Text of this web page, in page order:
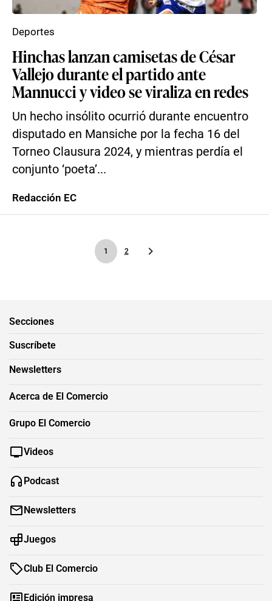
Hinchas lanzan camisetas de César
Vallejo durante el partido ante
Mannucci y video se viraliza en redes
Un hecho insólito ocurrió durante encuentro
disputado en Mansiche por la fecha 16 del
Torneo Clausura 2024, y mientras perdía el
conjunto ‘poeta’...
Deportes
Redacción EC
1 2
Secciones
Suscríbete
Newsletters
Acerca de El Comercio
Grupo El Comercio
Videos
Podcast
Newsletters
Juegos
Club El Comercio
Edición impresa